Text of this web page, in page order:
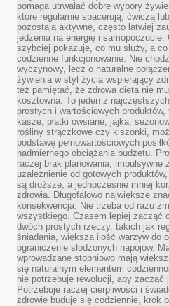
pomaga utrwalać dobre wybory
które regularnie spacerują, ćwiczą
pozostają aktywne, często łatwiej
jedzenia na energię i samopoczucie.
szybciej pokazuje, co mu służy, a
codzienne funkcjonowanie. Nie
wyczynowy, lecz o naturalne
żywienia w styl życia wspierający
też pamiętać, że zdrowa dieta nie
kosztowna. To jeden z
prostych i wartościowych produktów,
kasze, płatki owsiane, jajka,
rośliny strączkowe czy kiszonki,
podstawę pełnowartościowych
nadmiernego obciążania budżetu.
raczej brak planowania, impulsywne
uzależnienie od gotowych
są droższe, a jednocześnie mniej
zdrowia. Długofalowo największe
konsekwencja. Nie trzeba od razu
wszystkiego. Czasem lepiej zacząć
dwóch prostych rzeczy, takich jak
śniadania, większa ilość warzyw do
ograniczenie słodzonych napojów.
wprowadzane stopniowo mają
się naturalnym elementem
nie potrzebuje rewolucji, aby zacząć
Potrzebuje raczej cierpliwości i
zdrowie buduje się codziennie, krok